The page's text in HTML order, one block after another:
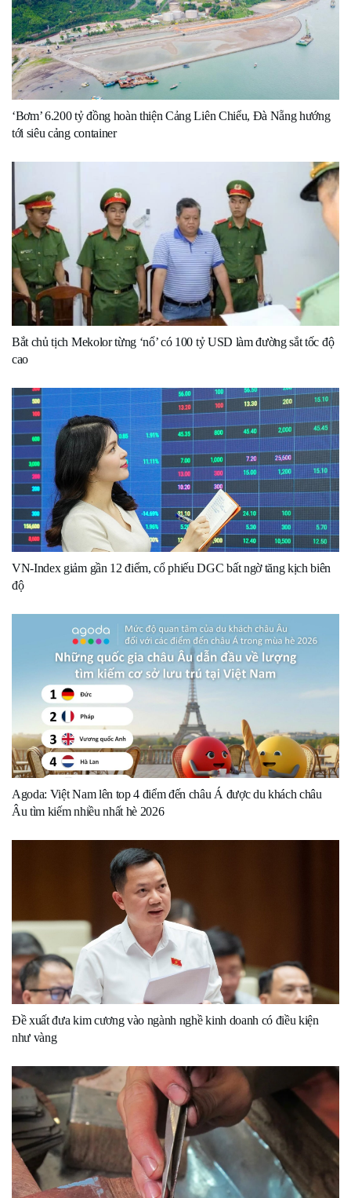
‘Bơm’ 6.200 tỷ đồng hoàn thiện Cảng Liên Chiểu, Đà Nẵng hướng
tới siêu cảng container
Bắt chủ tịch Mekolor từng ‘nổ’ có 100 tỷ USD làm đường sắt tốc độ
cao
VN-Index giảm gần 12 điểm, cổ phiếu DGC bất ngờ tăng kịch biên
độ
Agoda: Việt Nam lên top 4 điểm đến châu Á được du khách châu
Âu tìm kiếm nhiều nhất hè 2026
Đề xuất đưa kim cương vào ngành nghề kinh doanh có điều kiện
như vàng